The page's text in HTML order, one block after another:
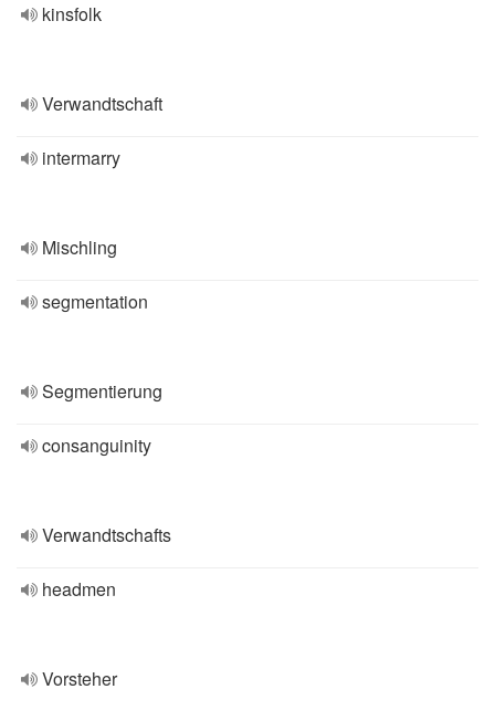
kinsfolk
Verwandtschaft
intermarry
Mischling
segmentation
Segmentierung
consanguinity
Verwandtschafts
headmen
Vorsteher